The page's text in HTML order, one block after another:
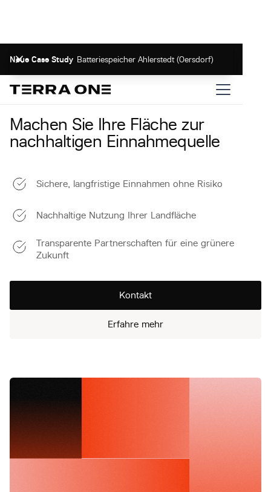
Neue Case Study Batteriespeicher Ahlerstedt (Oersdorf)
Machen Sie Ihre Fläche zur
nachhaltigen Einnahmequelle
Sichere, langfristige Einnahmen ohne Risiko
Nachhaltige Nutzung Ihrer Landfläche
Transparente Partnerschaften für eine grünere
Zukunft
Erfahre mehr
Kontakt